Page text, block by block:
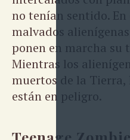
no tenían sentido.
malvados
ponen en marcha su
Mientras los
muertos de la Tierra,
están en peligro.